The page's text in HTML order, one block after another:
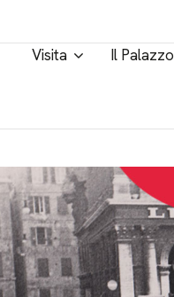
Visita Il Palazzo